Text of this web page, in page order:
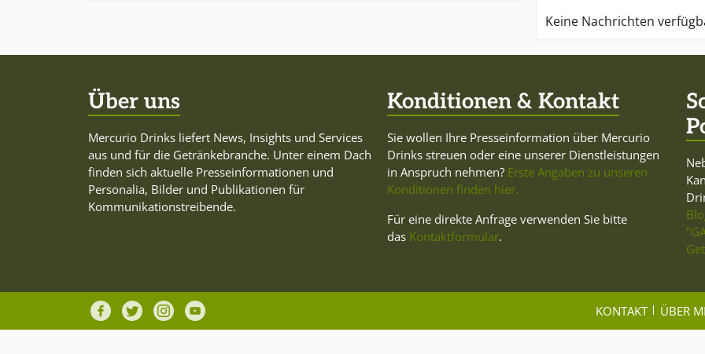
Keine Nachrichten
Über uns
Mercurio Drinks liefert News, Insights und Services
aus und für die Getränkebranche. Unter einem Dach
finden sich aktuelle Presseinformationen und
Personalia, Bilder und Publikationen für
Kommunikationstreibende.
Konditionen & Kontakt
Sie wollen Ihre Presseinformation über Mercurio
Drinks streuen oder eine unserer Dienstleistungen
in Anspruch nehmen? Erste Angaben zu unseren
Konditionen finden hier.
Für eine direkte Anfrage verwenden Sie bitte
das Kontaktformular.
KONTAKT ÜBER